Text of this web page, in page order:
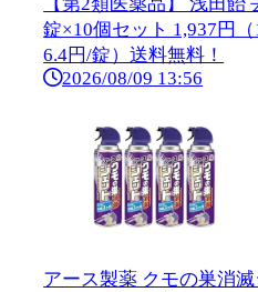
【第2類医薬品】 浅田飴
錠×10個セット 1,937円（
6.4円/錠）送料無料！
2026/08/09 13:56
アース製薬 クモの巣消滅